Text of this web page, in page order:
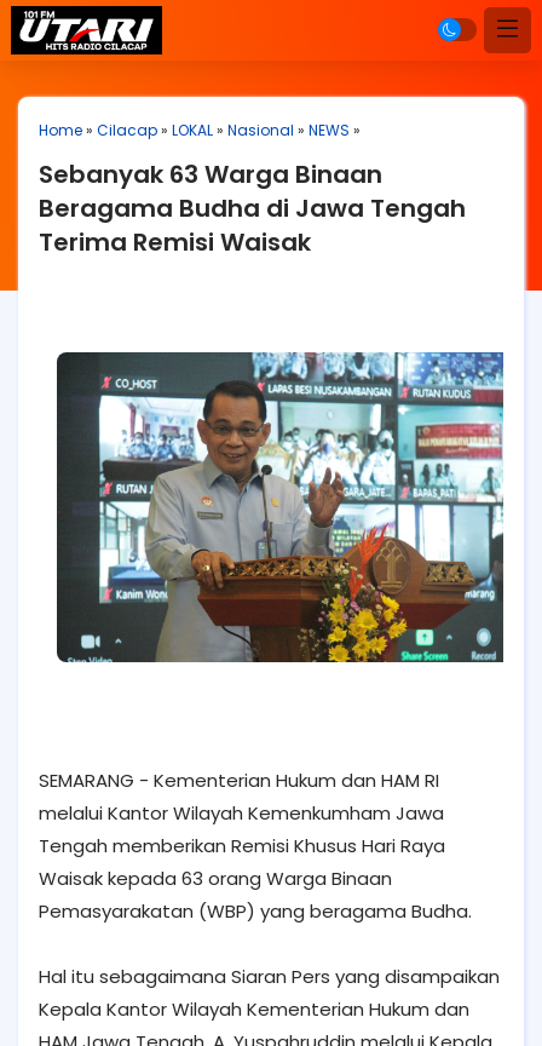
Home» Cilacap» LOKAL» Nasional » NEWS »
Sebanyak 63 Warga Binaan
Beragama Budha di Jawa Tengah
Terima Remisi Waisak
SEMARANG - Kementerian Hukum dan HAM RI
melalui Kantor Wilayah Kemenkumham Jawa
Tengah memberikan Remisi Khusus Hari Raya
Waisak kepada 63 orang Warga Binaan
Pemasyarakatan (WBP) yang beragama Budha.
Hal itu sebagaimana Siaran Pers yang disampaikan
Kepala Kantor Wilayah Kementerian Hukum dan